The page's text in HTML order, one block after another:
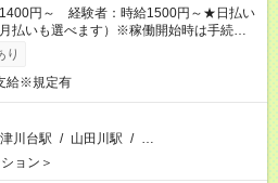
円～ 経験者：時給1500円～★日払い
払いも選べます）※稼働開始時は手続き完
ります。
り
給※規定有
川台駅 / 山田川駅 / …
ョン＞